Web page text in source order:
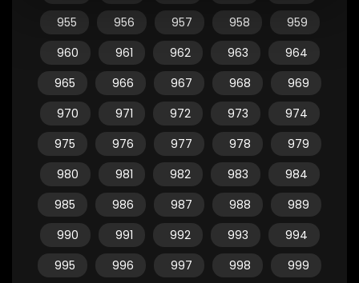
955
956 957 958
959
960
961 962 963
964
965
966 967 968
969
970
971 972 973
974
975
976 977 978
979
980
981 982 983
984
985
986 987 988
989
990
991 992 993
994
995
996 997 998
999